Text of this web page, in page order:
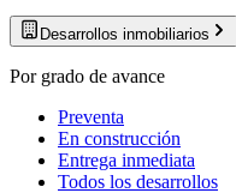
Desarrollos inmobiliarios
Por grado de avance
Preventa
En construcción
Entrega inmediata
Todos los desarrollos